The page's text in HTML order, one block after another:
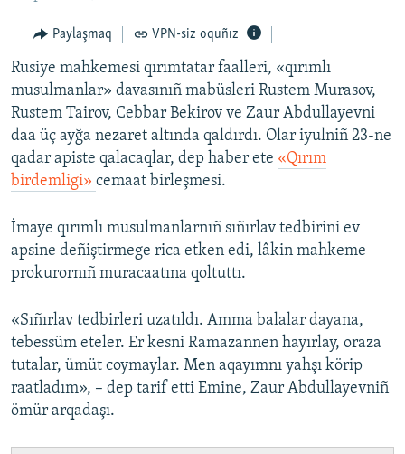
qaytmaq
MEDENİYET
İNSAN AQLARI
VİDEO
SÜRET
BLOGLAR
FİKİR
Українською
RFE/RS bütün saytları
Paylaşmaq VPN-siz oquñız
Rusiye mahkemesi qırımtatar faalleri, «qırımlı
musulmanlar» davasınıñ mabüsleri Rustem Murasov,
Rustem Tairov, Cebbar Bekirov ve Zaur Abdullayevni
daa üç ayğa nezaret altında qaldırdı. Olar iyulniñ 23-ne
qadar apiste qalacaqlar, dep haber ete «Qırım
birdemligi» cemaat birleşmesi.
İmaye qırımlı musulmanlarnıñ sıñırlav tedbirini ev
apsine deñiştirmege rica etken edi, lâkin mahkeme
prokurornıñ muracaatına qoltuttı.
«Sıñırlav tedbirleri uzatıldı. Amma balalar dayana,
tebessüm eteler. Er kesni Ramazannen hayırlay, oraza
tutalar, ümüt coymaylar. Men aqayımnı yahşı körip
raatladım», – dep tarif etti Emine, Zaur Abdullayevniñ
ömür arqadaşı.